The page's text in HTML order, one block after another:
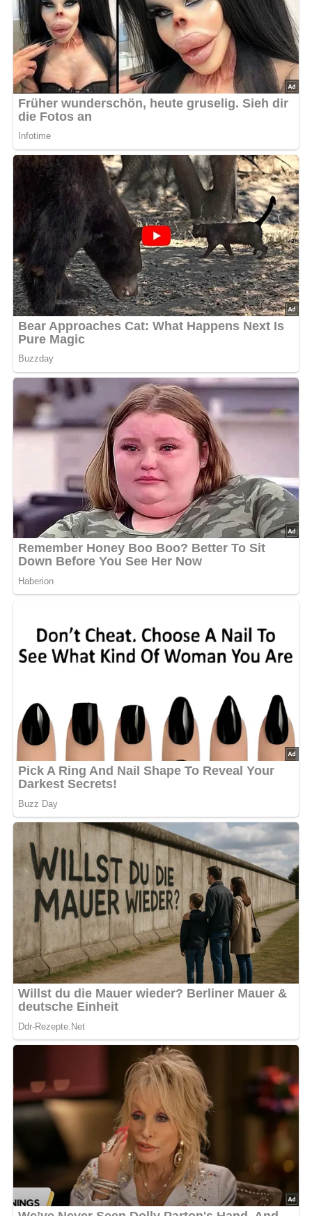
Für eine diabetikerfreundliche Variante kannst du den
Zucker durch eine Prise Erythrit ersetzen. Auch die Menge
an saurer Sahne kann reduziert werden, um die
Kalorienmenge gering zu halten.
Rezepttipps:Versuche, die Suppe einen Tag im Voraus
ein hartgekochtes Ei zur Suppe hinzugefügt werden,
um sie noch reichhaltiger zu machen.
Nach: Wir kochen gut, Verlag für die Frau Leipzig, DDR
Pin mich auf Pinterest
Rezept-Bewertung
4.8/5(30 Bewertung)